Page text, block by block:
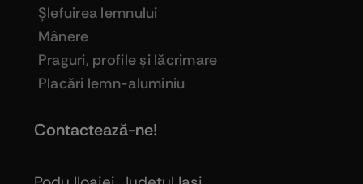
Şlefuirea lemnului
Mânere
Praguri, profile şi lăcrimare
Placări lemn-aluminiu
Contactează-ne!